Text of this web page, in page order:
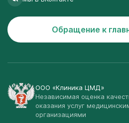
Обращение к
ООО «Клиника ЦМД»
Независимая оценка
оказания услуг
организациями